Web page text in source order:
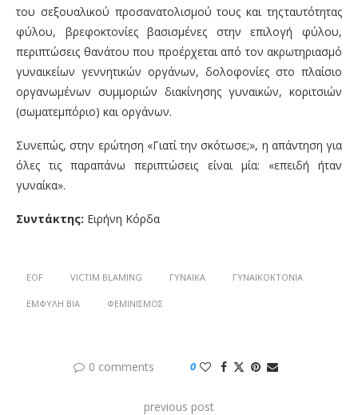
του σεξουαλικού προσανατολισμού τους και της ταυτότητας
φύλου, βρεφοκτονίες βασισμένες στην επιλογή φύλου,
περιπτώσεις θανάτου που προέρχεται από τον ακρωτηριασμό
γυναικείων γεννητικών οργάνων, δολοφονίες στο πλαίσιο
οργανωμένων συμμοριών διακίνησης γυναικών, κοριτσιών
(σωματεμπόριο) και οργάνων.
Συνεπώς, στην ερώτηση «Γιατί την σκότωσε;», η απάντηση για
όλες τις παραπάνω περιπτώσεις είναι μία: «επειδή ήταν
γυναίκα».
Συντάκτης: Ειρήνη Κόρδα
EOF VICTIM BLAMING ΓΥΝΑΊΚΑ ΓΥΝΑΙΚΟΚΤΟΝΊΑ
ΈΜΦΥΛΗ ΒΊΑ ΦΕΜΙΝΙΣΜΌΣ
0 comments 0
previous post